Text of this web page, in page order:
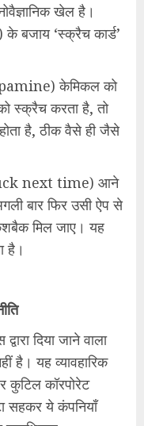
खेल है।
बजाय ‘स्क्रैच कार्ड’
केमिकल को
स्क्रैच करता है, तो
है, ठीक वैसे ही जैसे
luck next time) आने
बार फिर उसी ऐप से
मिल जाए। यह
है।
दिया जाने वाला
है। यह व्यावहारिक
कॉरपोरेट
सहकर ये कंपनियाँ